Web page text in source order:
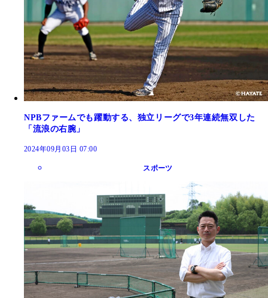
NPBファームでも躍動する、独立リーグで3年連続無双した
「流浪の右腕」
2024年09月03日 07:00
スポーツ